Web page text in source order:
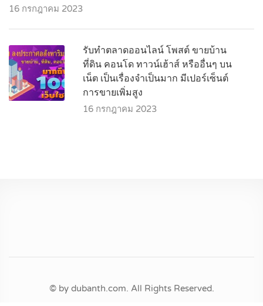
16 กรกฎาคม 2023
รับทำตลาดออนไลน์ โพสต์ ขายบ้าน
ที่ดิน คอนโด ทาวน์เฮ้าส์ หรืออื่นๆ บน
เน็ต เป็นเรื่องจำเป็นมาก มีเปอร์เซ็นต์
การขายเพิ่มสูง
16 กรกฎาคม 2023
© by dubanth.com. All Rights Reserved.